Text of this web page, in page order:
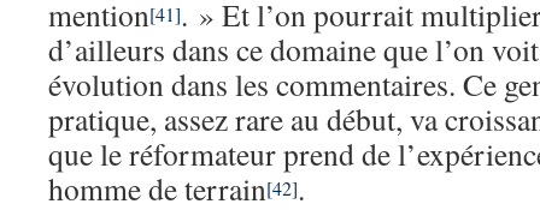
mention[41]. » Et l’on pourrait
d’ailleurs dans ce domaine que l’on
évolution dans les commentaires. Ce
pratique, assez rare au début, va
que le réformateur prend de
homme de terrain[42].